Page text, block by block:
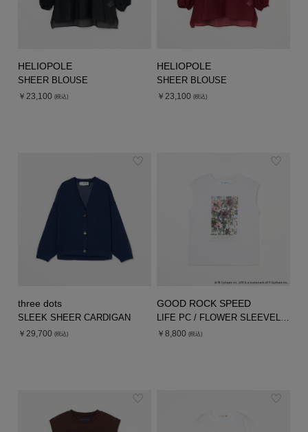
HELIOPOLE
SHEER BLOUSE
￥23,100 (税込)
HELIOPOLE
SHEER BLOUSE
￥23,100 (税込)
three dots
SLEEK SHEER CARDIGAN
￥29,700 (税込)
GOOD ROCK SPEED
LIFE PC / FLOWER SLEEVELESS TEE
￥8,800 (税込)